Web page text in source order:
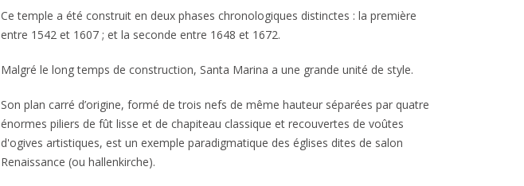
Ce temple a été construit en deux phases chronologiques distinctes : la première
entre 1542 et 1607 ; et la seconde entre 1648 et 1672.
Malgré le long temps de construction, Santa Marina a une grande unité de style.
Son plan carré d’origine, formé de trois nefs de même hauteur séparées par quatre
énormes piliers de fût lisse et de chapiteau classique et recouvertes de voûtes
d'ogives artistiques, est un exemple paradigmatique des églises dites de salon
Renaissance (ou hallenkirche).